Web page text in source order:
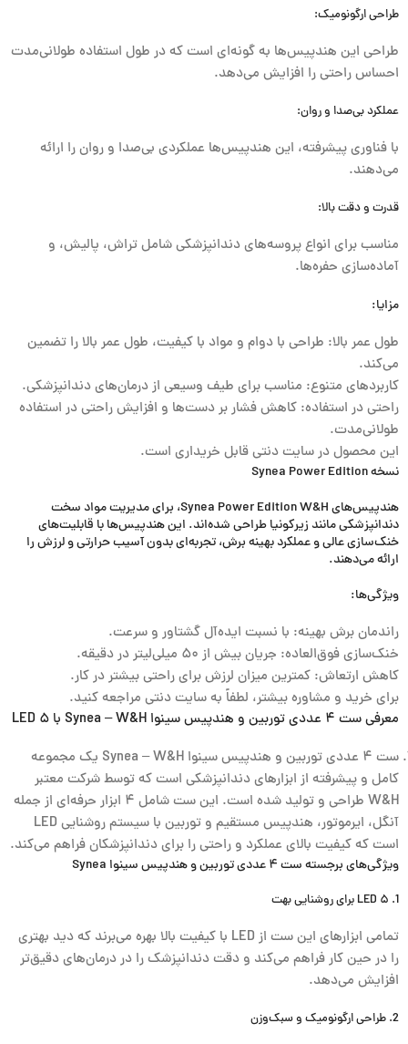
طراحی ارگونومیک:
طراحی این هندپیس‌ها به گونه‌ای است که در طول استفاده طولانی‌مدت
احساس راحتی را افزایش می‌دهد.
عملکرد بی‌صدا و روان:
با فناوری پیشرفته، این هندپیس‌ها عملکردی بی‌صدا و روان را ارائه
می‌دهند.
قدرت و دقت بالا:
مناسب برای انواع پروسه‌های دندانپزشکی شامل تراش، پالیش، و
آماده‌سازی حفره‌ها.
مزایا:
طول عمر بالا: طراحی با دوام و مواد با کیفیت، طول عمر بالا را تضمین
می‌کند.
کاربردهای متنوع: مناسب برای طیف وسیعی از درمان‌های دندانپزشکی.
راحتی در استفاده: کاهش فشار بر دست‌ها و افزایش راحتی در استفاده
طولانی‌مدت.
این محصول در سایت دنتی قابل خریداری است.
نسخه Synea Power Edition
هندپیس‌های Synea Power Edition W&H، برای مدیریت مواد سخت
دندانپزشکی مانند زیرکونیا طراحی شده‌اند. این هندپیس‌ها با قابلیت‌های
خنک‌سازی عالی و عملکرد بهینه برش، تجربه‌ای بدون آسیب حرارتی و لرزش را
ارائه می‌دهند.
ویژگی‌ها:
راندمان برش بهینه: با نسبت ایده‌آل گشتاور و سرعت.
خنک‌سازی فوق‌العاده: جریان بیش از ۵۰ میلی‌لیتر در دقیقه.
کاهش ارتعاش: کمترین میزان لرزش برای راحتی بیشتر در کار.
برای خرید و مشاوره بیشتر، لطفاً به سایت دنتی مراجعه کنید.
معرفی ست ۴ عددی توربین و هندپیس سینوا Synea – W&H با ۵ LED
ست ۴ عددی توربین و هندپیس سینوا Synea – W&H یک مجموعه
کامل و پیشرفته از ابزارهای دندانپزشکی است که توسط شرکت معتبر
W&H طراحی و تولید شده است. این ست شامل ۴ ابزار حرفه‌ای از جمله
آنگل، ایرموتور، هندپیس مستقیم و توربین با سیستم روشنایی LED
است که کیفیت بالای عملکرد و راحتی را برای دندانپزشکان فراهم می‌کند.
ویژگی‌های برجسته ست ۴ عددی توربین و هندپیس سینوا Synea
1. ۵ LED برای روشنایی بهت
تمامی ابزارهای این ست از LED با کیفیت بالا بهره می‌برند که دید بهتری
را در حین کار فراهم می‌کند و دقت دندانپزشک را در درمان‌های دقیق‌تر
افزایش می‌دهد.
2. طراحی ارگونومیک و سبک‌وزن